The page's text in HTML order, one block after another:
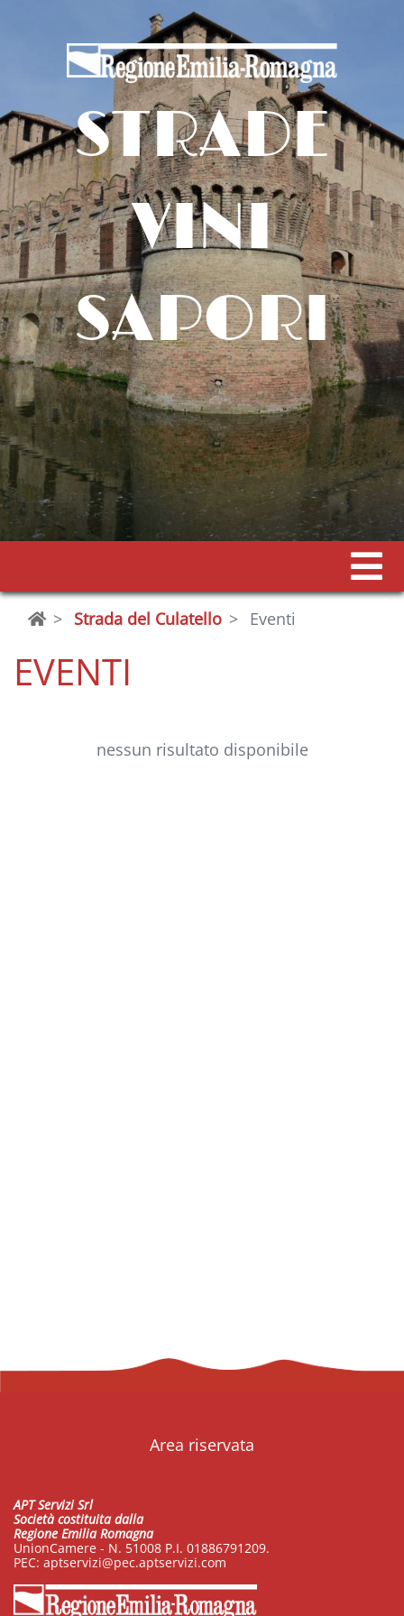
STRADE
VINI
SAPORI
Strada del Culatello Eventi
EVENTI
nessun risultato disponibile
APT Servizi Srl
Società costituita dalla
Regione Emilia Romagna
UnionCamere - N. 51008 P.I. 01886791209.
PEC: aptservizi@pec.aptservizi.com
Area riservata